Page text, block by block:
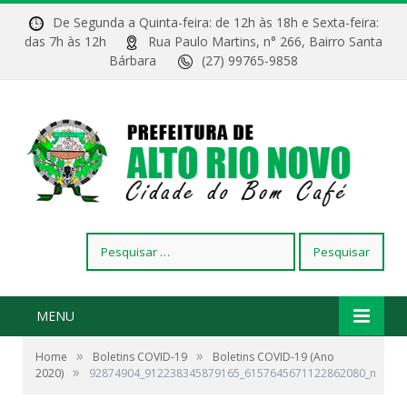
De Segunda a Quinta-feira: de 12h às 18h e Sexta-feira:
das 7h às 12h
Rua Paulo Martins, n° 266, Bairro Santa
Bárbara
(27) 99765-9858
por:
MENU
Home » Boletins COVID-19 »
Boletins COVID-19 (Ano
2020) » 92874904_912238345879165_6157645671122862080_n